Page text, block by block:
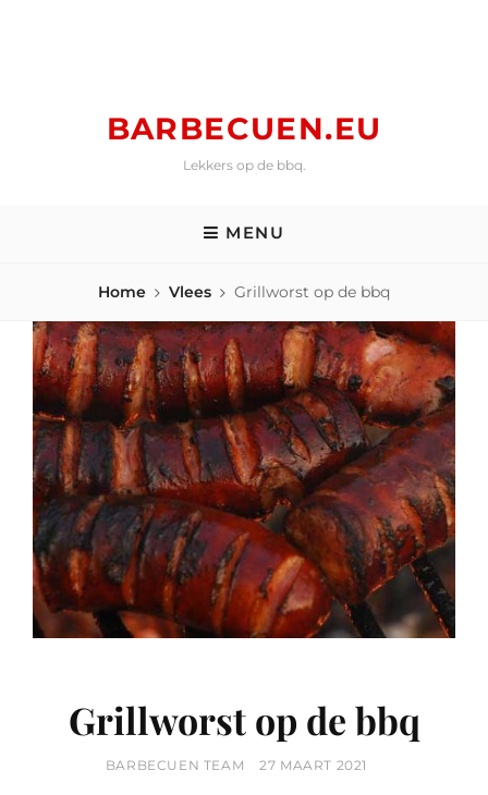
BARBECUEN.EU
Lekkers op de bbq.
MENU
Home Vlees Grillworst op de bbq
Grillworst op de bbq
BY
BARBECUEN TEAM
POSTED
27 MAART 2021